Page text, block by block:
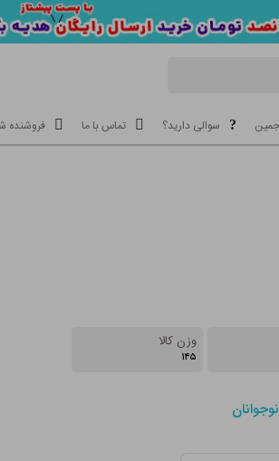
سوالی دارید؟ تماس با ما فروشنده
وزن کالا
۱۴۵